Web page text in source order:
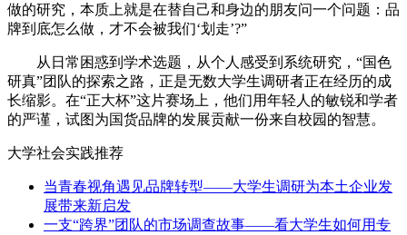
做的研究，本质上就是在替自己和身边的朋友问一个问题：品
牌到底怎么做，才不会被我们‘划走’?”
从日常困惑到学术选题，从个人感受到系统研究，“国色
研真”团队的探索之路，正是无数大学生调研者正在经历的成
长缩影。在“正大杯”这片赛场上，他们用年轻人的敏锐和学者
的严谨，试图为国货品牌的发展贡献一份来自校园的智慧。
大学社会实践推荐
当青春视角遇见品牌转型——大学生调研为本土企业发
展带来新启发
一支“跨界”团队的市场调查故事——看大学生如何用专